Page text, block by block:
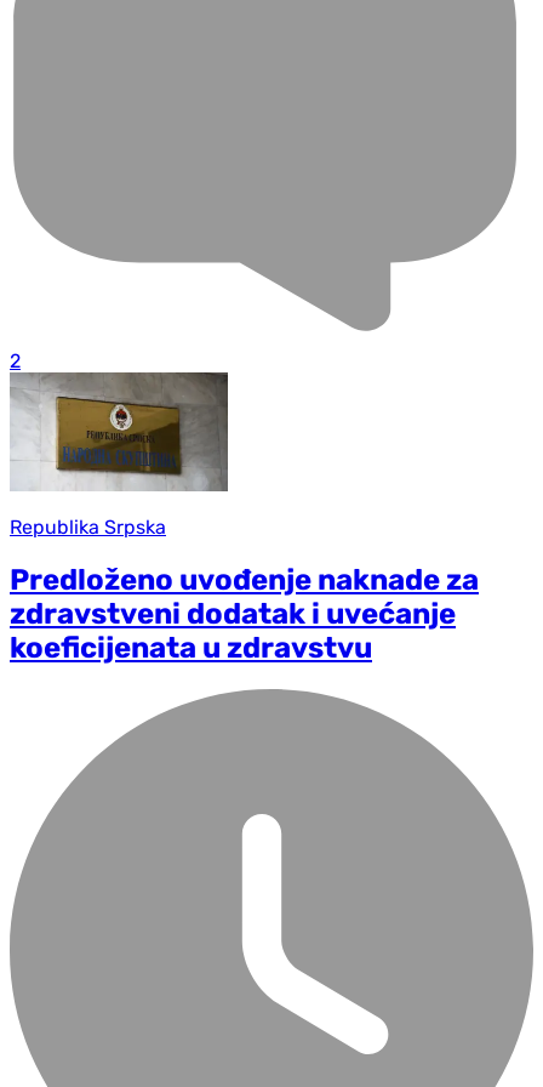
2
Republika Srpska
Predloženo uvođenje naknade za
zdravstveni dodatak i uvećanje
koeficijenata u zdravstvu